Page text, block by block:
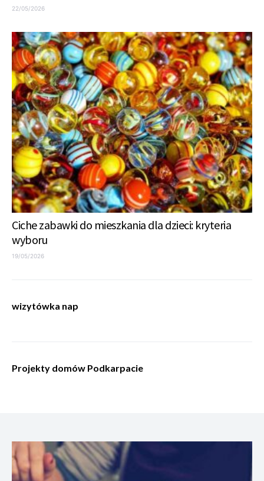
22/05/2026
Ciche zabawki do mieszkania dla dzieci: kryteria
wyboru
19/05/2026
wizytówka nap
Projekty domów Podkarpacie